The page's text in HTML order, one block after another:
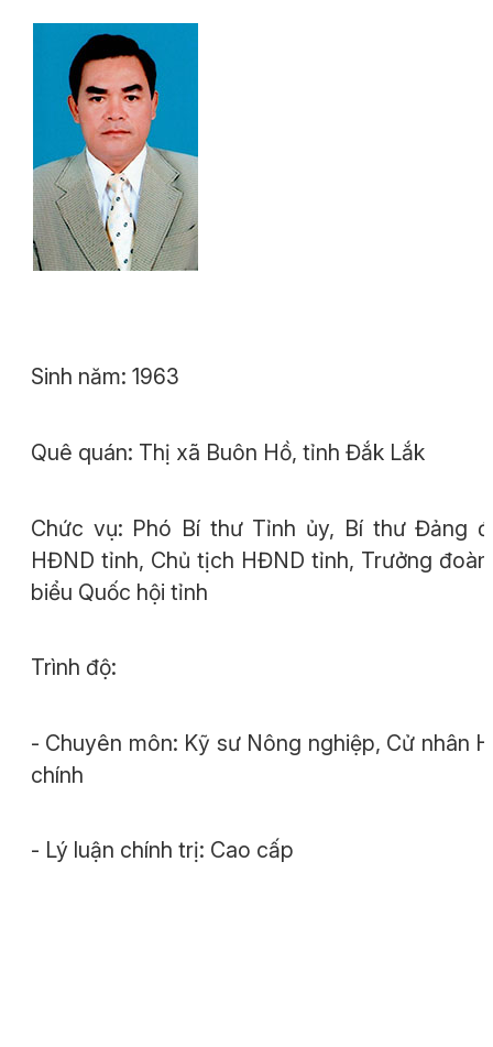
Sinh năm: 1963
Quê quán: Thị xã Buôn Hồ, tỉnh Đắk Lắk
Chức vụ: Phó Bí thư Tỉnh ủy, Bí thư Đảng
HĐND tỉnh, Chủ tịch HĐND tỉnh, Trưởng
biểu Quốc hội tỉnh
Trình độ:
- Chuyên môn: Kỹ sư Nông nghiệp, Cử nhân
chính
- Lý luận chính trị: Cao cấp